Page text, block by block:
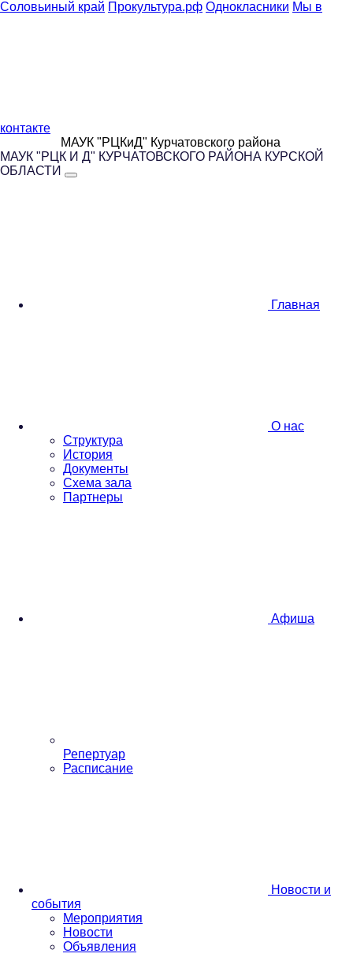
Соловьиный край Прокультура.рф Однокласники Мы в
контакте
МАУК "РЦКиД" Курчатовского района
МАУК "РЦК И Д" КУРЧАТОВСКОГО РАЙОНА КУРСКОЙ
ОБЛАСТИ
Главная
О нас
Структура
История
Документы
Схема зала
Партнеры
Афиша
Репертуар
Расписание
Новости и
события
Мероприятия
Новости
Объявления